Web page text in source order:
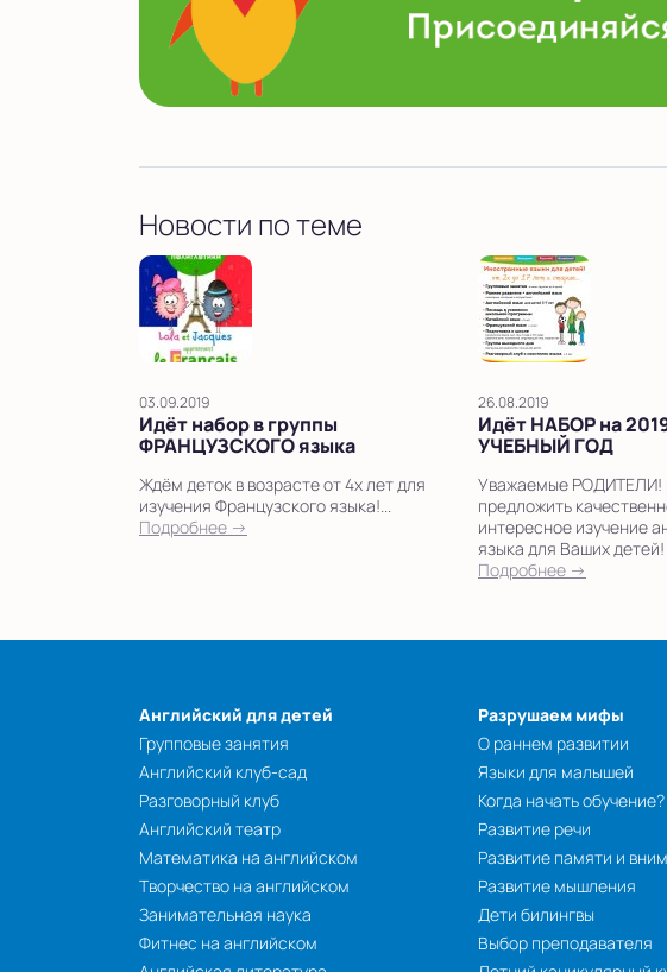
Новости по теме
03.09.2019
Идёт набор в группы
ФРАНЦУЗСКОГО языка
Ждём деток в возрасте от 4х лет для
изучения Французского языка!...
Подробнее →
26.08.2019
Идёт НАБОР на
УЧЕБНЫЙ ГОД
Уважаемые РОДИТЕЛИ!
предложить
интересное изучение
языка для Ваших
Подробнее →
Английский для детей
Групповые занятия
Английский клуб-сад
Разговорный клуб
Английский театр
Математика на английском
Творчество на английском
Занимательная наука
Фитнес на английском
Разрушаем мифы
О раннем развитии
Языки для малышей
Когда начать обучение?
Развитие речи
Развитие памяти и
Развитие мышления
Дети билингвы
Выбор преподавателя